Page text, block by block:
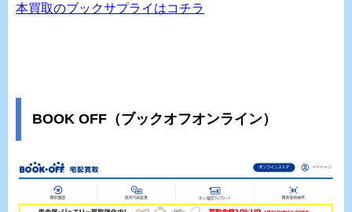
本買取のブックサプライはコチラ
BOOK OFF（ブックオフオンライン）